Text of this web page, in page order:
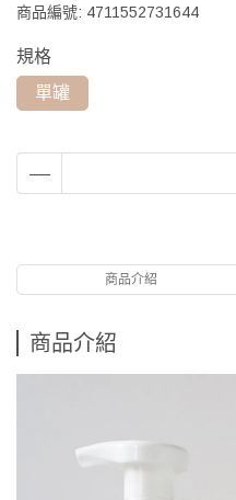
商品編號: 4711552731644
規格
單罐
商品介紹
商品介紹